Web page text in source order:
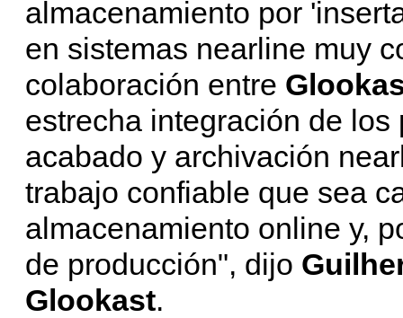
almacenamiento por
en sistemas nearline muy
colaboración entre
estrecha integración de
acabado y archivación
trabajo confiable que sea
almacenamiento online y,
de producción", dijo
Glookast.